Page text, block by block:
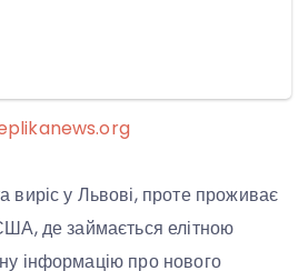
виріс у Львові, проте проживає
де займається елітною
інформацію про нового